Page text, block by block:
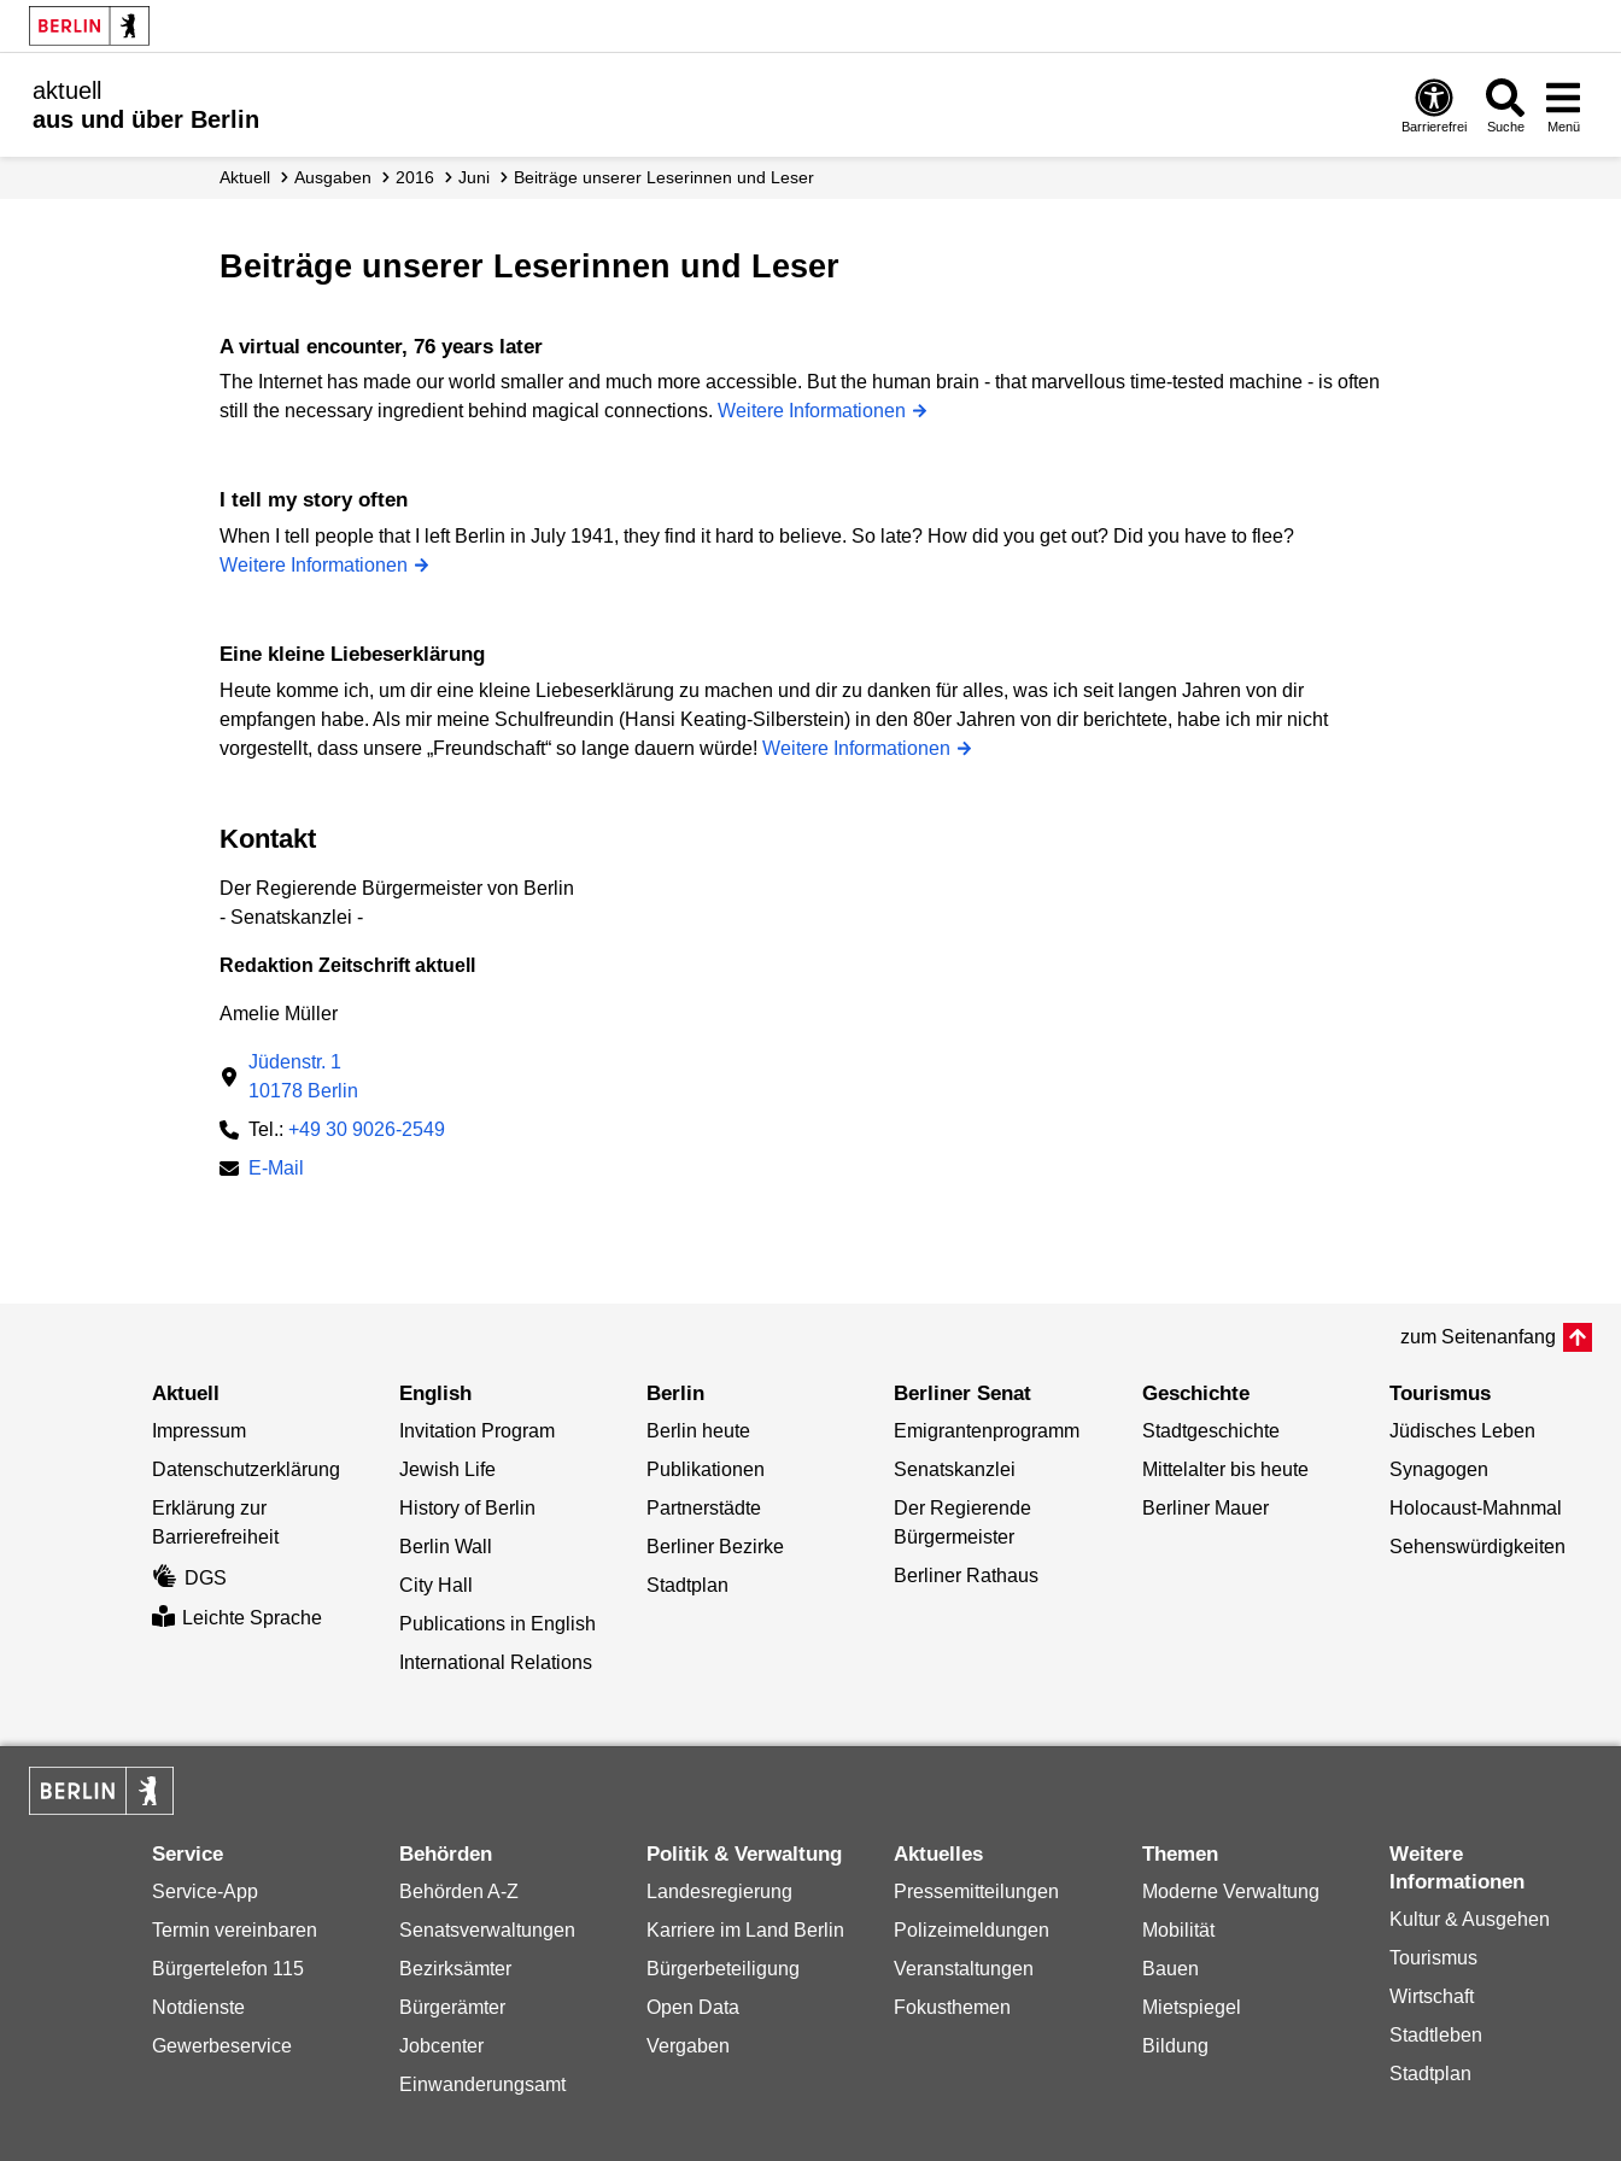
aktuell
aus und über Berlin
Barrierefrei Suche Menü
aktuell Ausgaben 2016 Juni Beiträge unserer Leserinnen und Leser
Beiträge unserer Leserinnen und Leser
A virtual encounter, 76 years later
The Internet has made our world smaller and much more accessible. But the human brain - that marvellous time-tested machine - is often
still the necessary ingredient behind magical connections. Weitere Informationen
I tell my story often
When I tell people that I left Berlin in July 1941, they find it hard to believe. So late? How did you get out? Did you have to flee?
Weitere Informationen
Eine kleine Liebeserklärung
Heute komme ich, um dir eine kleine Liebeserklärung zu machen und dir zu danken für alles, was ich seit langen Jahren von dir
empfangen habe. Als mir meine Schulfreundin (Hansi Keating-Silberstein) in den 80er Jahren von dir berichtete, habe ich mir nicht
vorgestellt, dass unsere „Freundschaft“ so lange dauern würde! Weitere Informationen
Kontakt
Der Regierende Bürgermeister von Berlin
- Senatskanzlei -
Redaktion Zeitschrift aktuell
Amelie Müller
Jüdenstr. 1
10178 Berlin
Tel.: +49 30 9026-2549
E-Mail
zum Seitenanfang
aktuell
Impressum
Datenschutzerklärung
Erklärung zur
Barrierefreiheit
DGS
Leichte Sprache
English
Invitation Program
Jewish Life
History of Berlin
Berlin Wall
City Hall
Publications in English
International Relations
Berlin
Berlin heute
Publikationen
Partnerstädte
Berliner Bezirke
Stadtplan
Berliner Senat
Emigrantenprogramm
Senatskanzlei
Der Regierende
Bürgermeister
Berliner Rathaus
Geschichte
Stadtgeschichte
Mittelalter bis heute
Berliner Mauer
Tourismus
Jüdisches Leben
Synagogen
Holocaust-Mahnmal
Sehenswürdigkeiten
Service
Service-App
Termin vereinbaren
Bürgertelefon 115
Notdienste
Gewerbeservice
Behörden
Behörden A-Z
Senatsverwaltungen
Bezirksämter
Bürgerämter
Jobcenter
Einwanderungsamt
Politik & Verwaltung
Landesregierung
Karriere im Land Berlin
Bürgerbeteiligung
Open Data
Vergaben
Aktuelles
Pressemitteilungen
Polizeimeldungen
Veranstaltungen
Fokusthemen
Themen
Moderne Verwaltung
Mobilität
Bauen
Mietspiegel
Bildung
Weitere
Informationen
Kultur & Ausgehen
Tourismus
Wirtschaft
Stadtleben
Stadtplan